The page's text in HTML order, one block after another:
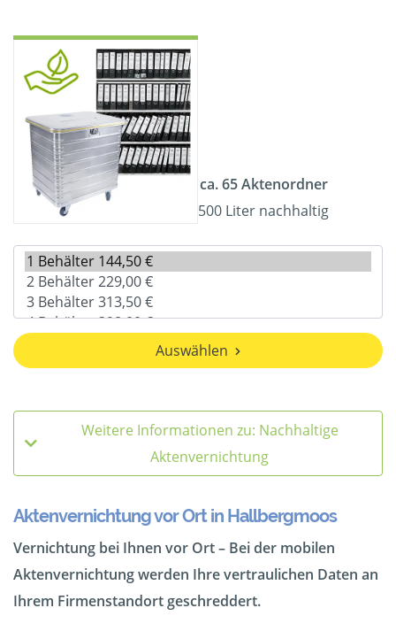
ca. 65 Aktenordner
500 Liter nachhaltig
Auswählen
Weitere Informationen zu: Nachhaltige
Aktenvernichtung
Aktenvernichtung vor Ort in Hallbergmoos
Vernichtung bei Ihnen vor Ort – Bei der mobilen
Aktenvernichtung werden Ihre vertraulichen Daten an
Ihrem Firmenstandort geschreddert.